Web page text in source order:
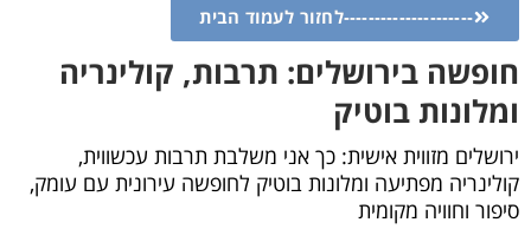
---------------------לחזור לעמוד הבית
חופשה בירושלים: תרבות, קולינריה
ומלונות בוטיק
ירושלים מזווית אישית: כך אני משלבת תרבות עכשווית,
קולינריה מפתיעה ומלונות בוטיק לחופשה עירונית עם עומק,
סיפור וחוויה מקומית